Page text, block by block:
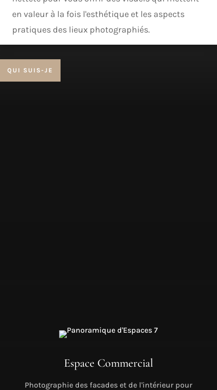
en valeur à la fois l'esthétique et les aspects
pratiques des lieux photographiés.
QUI SUIS-JE
Espace Commercial
Photographie des facades et de l'intérieur pour